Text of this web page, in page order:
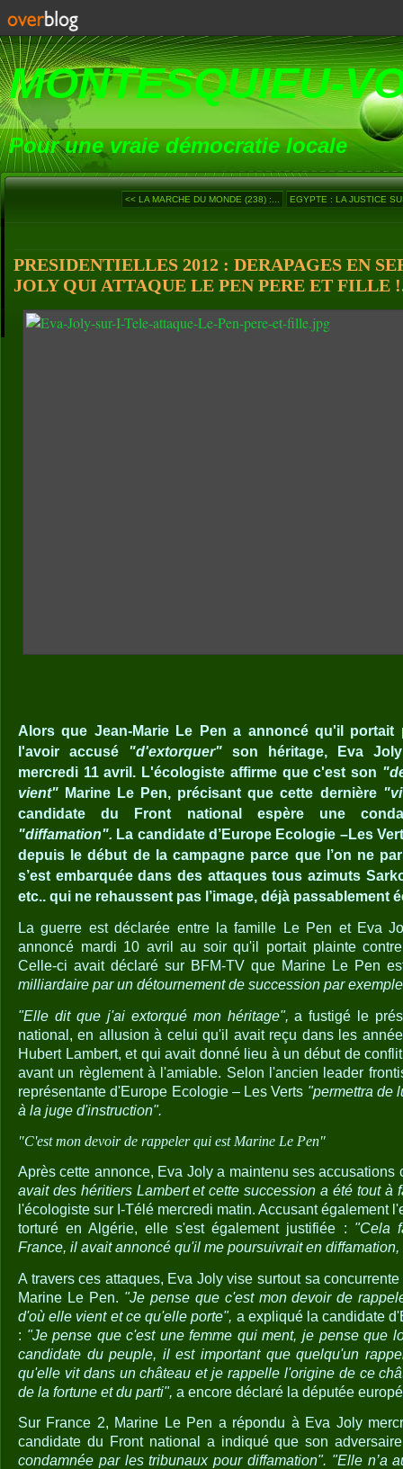
MONTESQUIEU-
Pour une vraie démocratie locale
<< LA MARCHE DU MONDE (238) :... EGYPTE : LA JUSTICE
PRESIDENTIELLES 2012 : DERAPAGES EN
JOLY QUI ATTAQUE LE PEN PERE ET FILLE
Alors que Jean-Marie Le Pen a annoncé qu'il portait
l'avoir accusé "d'extorquer" son héritage, Eva
mercredi 11 avril. L'écologiste affirme que c'est son
vient" Marine Le Pen, précisant que cette dernière
candidate du Front national espère une
"diffamation". La candidate d’Europe Ecologie –Les
depuis le début de la campagne parce que l’on ne
s’est embarquée dans des attaques tous azimuts
etc.. qui ne rehaussent pas l’image, déjà passablement
La guerre est déclarée entre la famille Le Pen et Eva
annoncé mardi 10 avril au soir qu'il portait plainte
Celle-ci avait déclaré sur BFM-TV que Marine Le Pen
milliardaire par un détournement de succession par
"Elle dit que j'ai extorqué mon héritage", a fustigé le
national, en allusion à celui qu'il avait reçu dans les
Hubert Lambert, et qui avait donné lieu à un début de
avant un règlement à l'amiable. Selon l'ancien leader
représentante d'Europe Ecologie – Les Verts "permettra de
à la juge d'instruction".
"C'est mon devoir de rappeler qui est Marine Le Pen"
Après cette annonce, Eva Joly a maintenu ses
avait des héritiers Lambert et cette succession a été tout à
l'écologiste sur I-Télé mercredi matin. Accusant également
torturé en Algérie, elle s'est également justifiée : "Cela
France, il avait annoncé qu'il me poursuivrait en
A travers ces attaques, Eva Joly vise surtout sa
Marine Le Pen. "Je pense que c'est mon devoir de
d'où elle vient et ce qu'elle porte", a expliqué la candidate
: "Je pense que c'est une femme qui ment, je pense que
candidate du peuple, il est important que quelqu'un
qu'elle vit dans un château et je rappelle l'origine de ce
de la fortune et du parti", a encore déclaré la députée
Sur France 2, Marine Le Pen a répondu à Eva Joly
candidate du Front national a indiqué que son
condamnée par les tribunaux pour diffamation". "Elle n’a